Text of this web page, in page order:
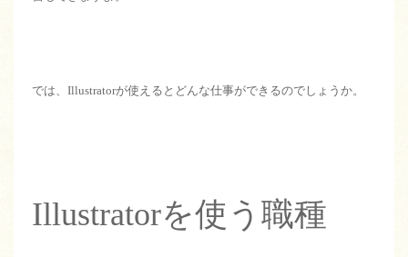
では、Illustratorが使えるとどんな仕事ができるのでしょうか。
Illustratorを使う職種